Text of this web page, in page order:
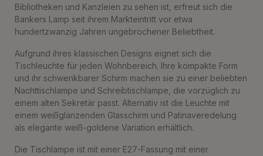
Bibliotheken und Kanzleien zu sehen ist, erfreut sich die
Bankers Lamp seit ihrem Markteintritt vor etwa
hundertzwanzig Jahren ungebrochener Beliebtheit.
Aufgrund ihres klassischen Designs eignet sich die
Tischleuchte für jeden Wohnbereich. Ihre kompakte Form
und ihr schwenkbarer Schirm machen sie zu einer beliebten
Nachttischlampe und Schreibtischlampe, die vorzüglich zu
einem alten Sekretär passt. Alternativ ist die Leuchte mit
einem weißglänzenden Glasschirm und Patinaveredelung
als elegante weiß-goldene Variation erhältlich.
Die Tischlampe ist mit einer E27-Fassung mit einer